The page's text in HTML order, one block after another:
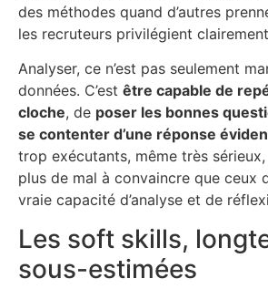
des méthodes quand d’autres
les recruteurs privilégient
Analyser, ce n’est pas seulement
données. C’est être capable de
cloche, de poser les bonnes
se contenter d’une réponse
trop exécutants, même très sérieux,
plus de mal à convaincre que ceux
vraie capacité d’analyse et de
Les soft skills,
sous-estimées